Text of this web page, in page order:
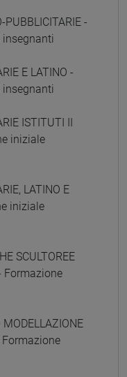
PUBBLICITARIE -
E LATINO -
ISTITUTI II
iniziale
LATINO E
iniziale
SCULTOREE
Formazione
MODELLAZIONE
Formazione